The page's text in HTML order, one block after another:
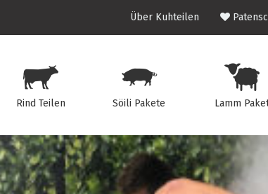
Über Kuhteilen
Rind Teilen Söili Pakete Lamm